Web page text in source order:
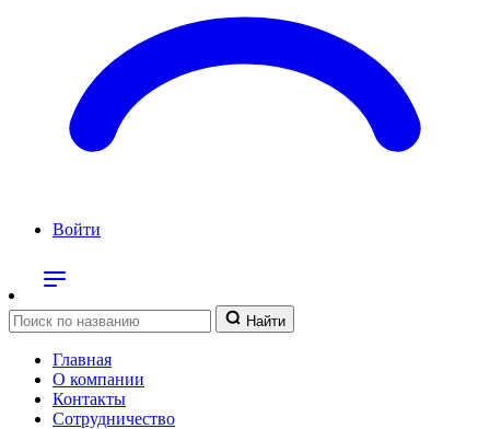
Войти
Найти
Главная
О компании
Контакты
Сотрудничество